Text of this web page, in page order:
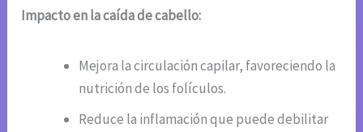
Impacto en la caída de cabello:
Mejora la circulación capilar, favoreciendo la
nutrición de los folículos.
Reduce la inflamación que puede debilitar